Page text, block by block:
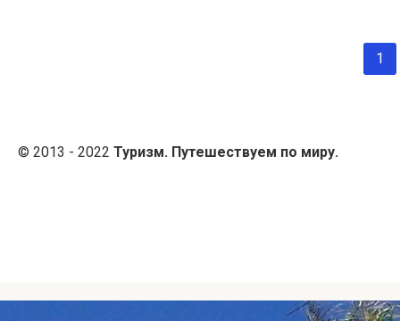
1
© 2013 - 2022 Туризм. Путешествуем по миру.